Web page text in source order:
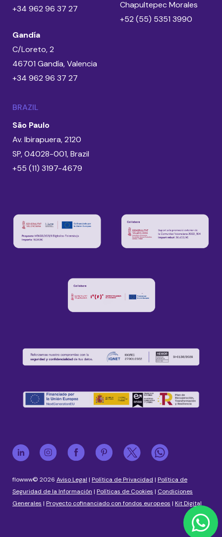
+34 962 96 37 27
Gandía
C/Loreto, 2
46701 Gandía, Valencia
+34 962 96 37 27
Chapultepec Morales
+52 (55) 5351 3990
BRAZIL
São Paulo
Av. Ibirapuera, 2120
SP, 04028-001, Brazil
+55 (11) 3197-4679
flowww© 2026 Aviso Legal | Política de Privacidad | Política de
Seguridad de la Información | Políticas de Cookies | Condiciones
Generales | Proyecto cofinanciado con fondos europeos | Kit Digital